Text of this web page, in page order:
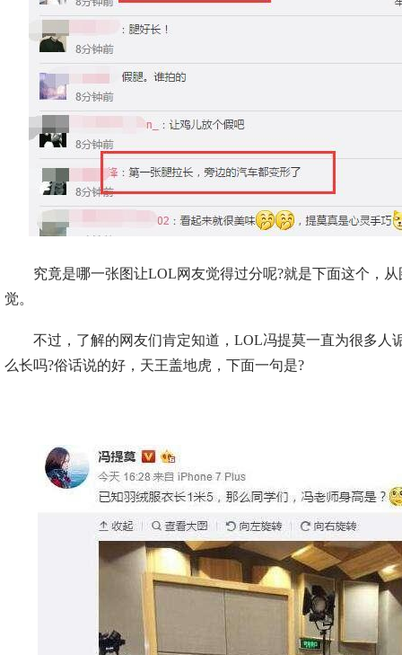
究竟是哪一张图让LOL网友觉得过分呢?就是下面这个，从
觉。
不过，了解的网友们肯定知道，LOL冯提莫一直为很多人
么长吗?俗话说的好，天王盖地虎，下面一句是?